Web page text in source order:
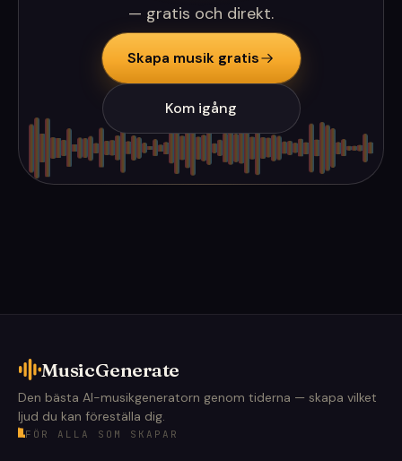
— gratis och direkt.
Skapa musik gratis
Kom igång
MusicGenerate
Den bästa AI-musikgeneratorn genom tiderna — skapa vilket
ljud du kan föreställa dig.
FÖR ALLA SOM SKAPAR